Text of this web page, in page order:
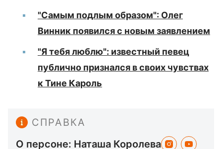
"Самым подлым образом": Олег
Винник появился с новым заявлением
"Я тебя люблю": известный певец
публично признался в своих чувствах
к Тине Кароль
СПРАВКА
О персоне: Наташа Королева